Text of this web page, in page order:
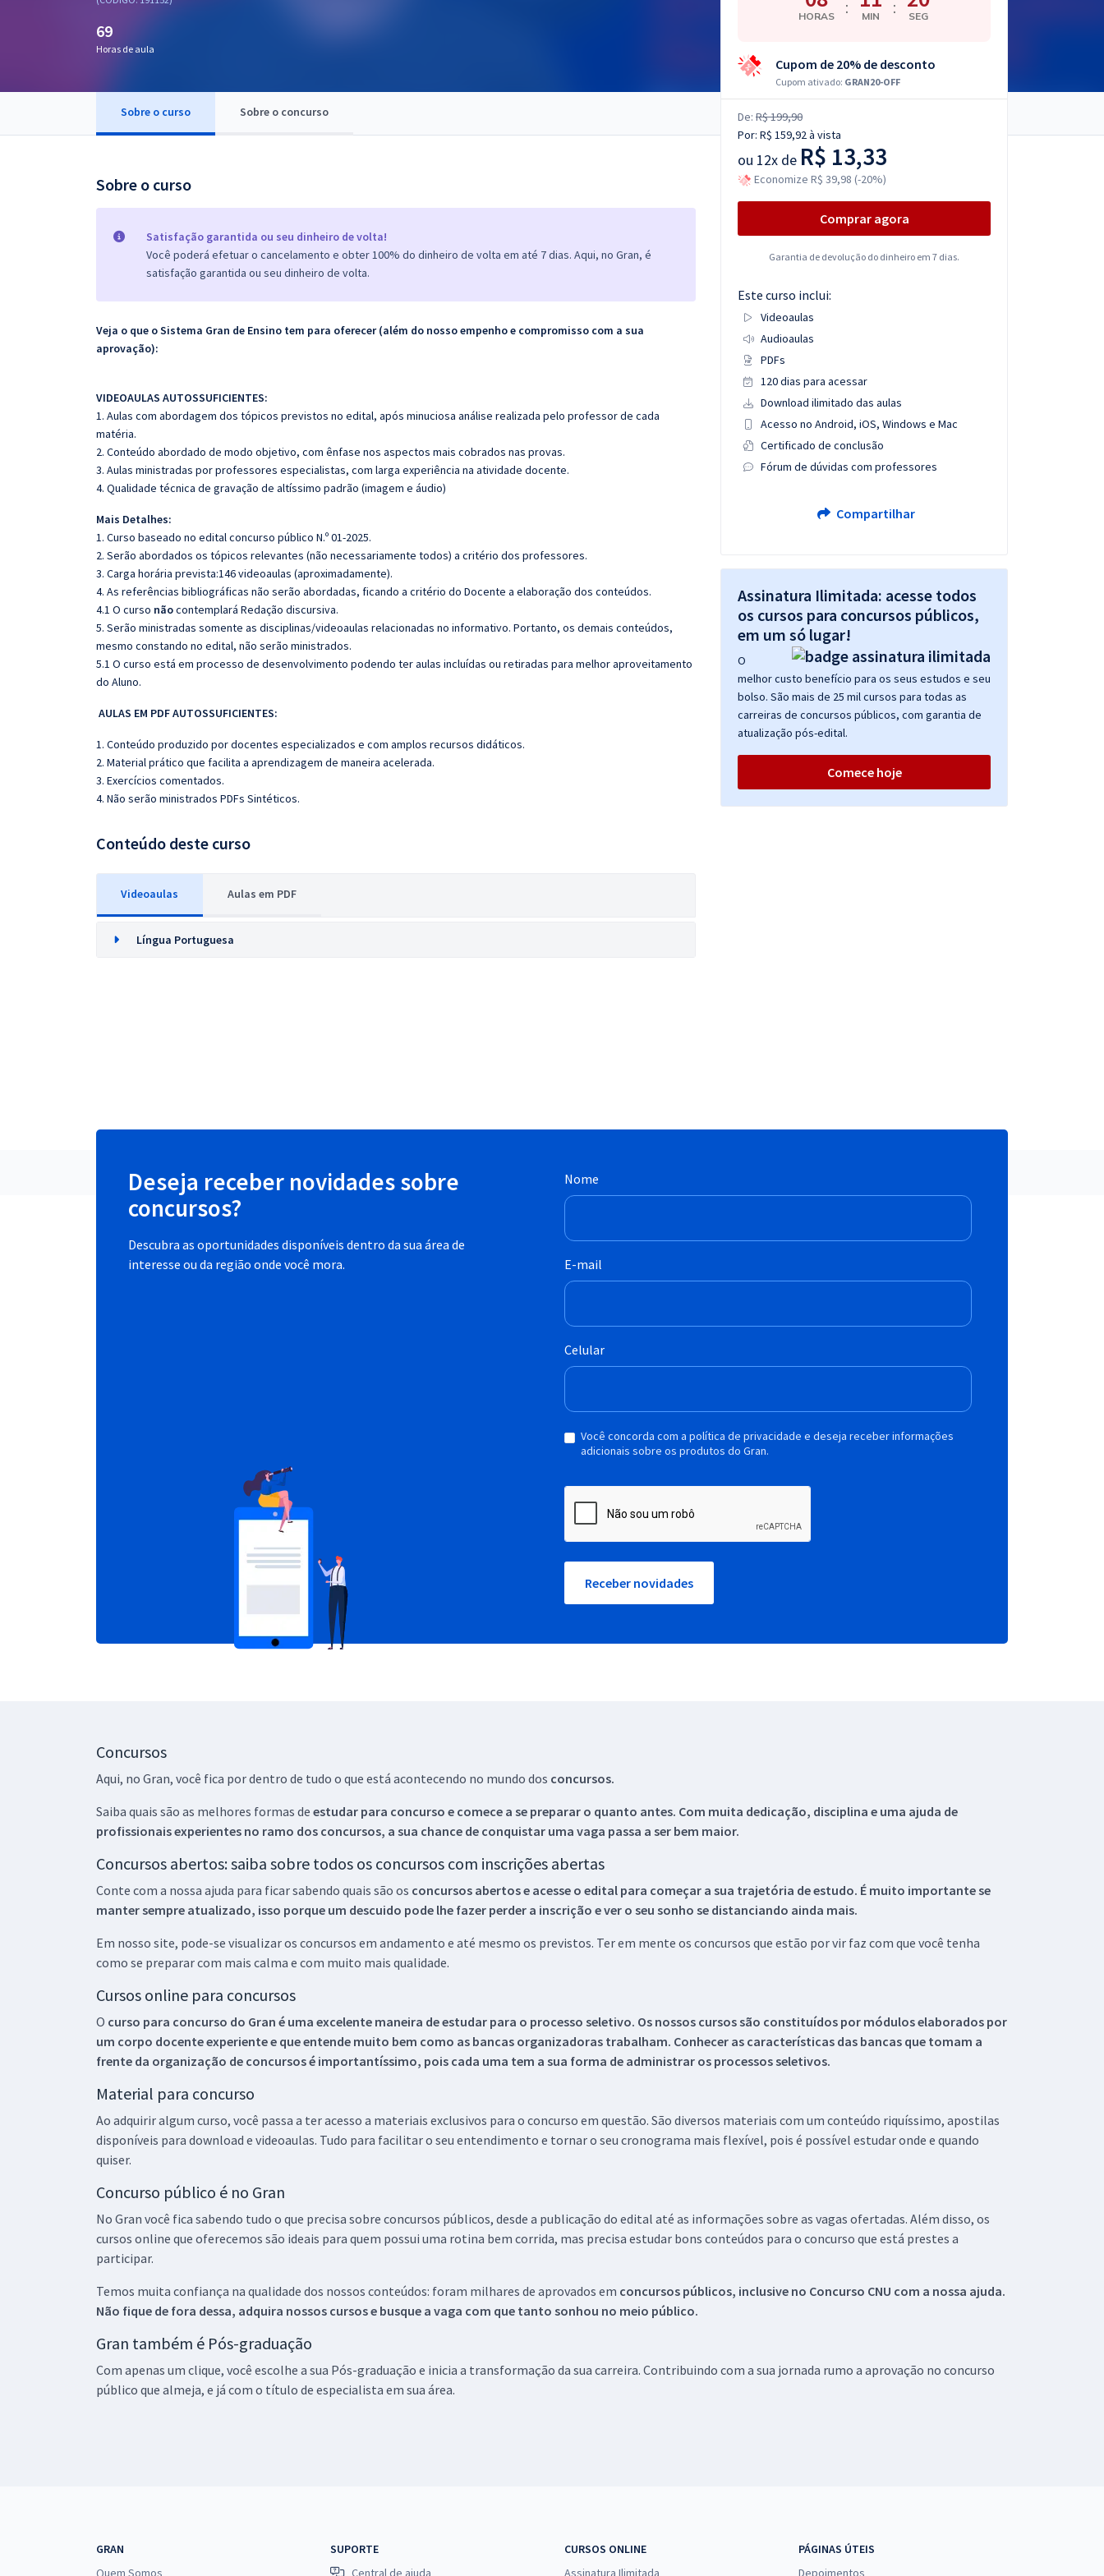
OAB
69
Horas de aula
Sobre o curso Sobre o concurso
Sobre o curso
Satisfação garantida ou seu dinheiro de volta!
Você poderá efetuar o cancelamento e obter 100% do dinheiro de volta em até 7 dias. Aqui, no Gran, é
satisfação garantida ou seu dinheiro de volta.
Veja o que o Sistema Gran de Ensino tem para oferecer (além do nosso empenho e compromisso com a sua
aprovação):
VIDEOAULAS AUTOSSUFICIENTES:
1. Aulas com abordagem dos tópicos previstos no edital, após minuciosa análise realizada pelo professor de cada
matéria.
2. Conteúdo abordado de modo objetivo, com ênfase nos aspectos mais cobrados nas provas.
3. Aulas ministradas por professores especialistas, com larga experiência na atividade docente.
4. Qualidade técnica de gravação de altíssimo padrão (imagem e áudio)
Mais Detalhes:
1. Curso baseado no edital concurso público N.º 01-2025.
2. Serão abordados os tópicos relevantes (não necessariamente todos) a critério dos professores.
3. Carga horária prevista:146 videoaulas (aproximadamente).
4. As referências bibliográficas não serão abordadas, ficando a critério do Docente a elaboração dos conteúdos.
4.1 O curso nãocontemplará Redação discursiva.
5. Serão ministradas somente as disciplinas/videoaulas relacionadas no informativo. Portanto, os demais conteúdos,
mesmo constando no edital, não serão ministrados.
5.1 O curso está em processo de desenvolvimento podendo ter aulas incluídas ou retiradas para melhor aproveitamento
do Aluno.
AULAS EM PDF AUTOSSUFICIENTES:
1. Conteúdo produzido por docentes especializados e com amplos recursos didáticos.
2. Material prático que facilita a aprendizagem de maneira acelerada.
3. Exercícios comentados.
4. Não serão ministrados PDFs Sintéticos.
Conteúdo deste curso
Videoaulas Aulas em PDF
Língua Portuguesa
HORAS : MIN : SEG
Cupom de 20% de desconto
Cupom ativado: GRAN20-OFF
De: R$ 199,90
Por: R$ 159,92à vista
ou 12x de R$ 13,33
Economize R$ 39,98 (-20%)
Comprar agora
Garantia de devolução do dinheiro em 7 dias.
Este curso inclui:
Videoaulas
Audioaulas
PDFs
120 dias para acessar
Download ilimitado das aulas
Acesso no Android, iOS, Windows e Mac
Certificado de conclusão
Fórum de dúvidas com professores
Compartilhar
Assinatura Ilimitada: acesse todos
os cursos para concursos públicos,
em um só lugar!
O
melhor custo benefício para os seus estudos e seu
bolso. São mais de 25 mil cursos para todas as
carreiras de concursos públicos, com garantia de
atualização pós-edital.
Comece hoje
Deseja receber novidades sobre
concursos?
Descubra as oportunidades disponíveis dentro da sua área de
interesse ou da região onde você mora.
Nome
E-mail
Celular
Você concorda com a política de privacidade e deseja receber informações
adicionais sobre os produtos do Gran.
Receber novidades
Concursos
Aqui, no Gran, você fica por dentro de tudo o que está acontecendo no mundo dos concursos.
Saiba quais são as melhores formas de estudar para concurso e comece a se preparar o quanto antes. Com muita dedicação, disciplina e uma ajuda de
profissionais experientes no ramo dos concursos, a sua chance de conquistar uma vaga passa a ser bem maior.
Concursos abertos: saiba sobre todos os concursos com inscrições abertas
Conte com a nossa ajuda para ficar sabendo quais são os concursos abertos e acesse o edital para começar a sua trajetória de estudo. É muito importante se
manter sempre atualizado, isso porque um descuido pode lhe fazer perder a inscrição e ver o seu sonho se distanciando ainda mais.
Em nosso site, pode-se visualizar os concursos em andamento e até mesmo os previstos. Ter em mente os concursos que estão por vir faz com que você tenha
como se preparar com mais calma e com muito mais qualidade.
Cursos online para concursos
O curso para concurso do Gran é uma excelente maneira de estudar para o processo seletivo. Os nossos cursos são constituídos por módulos elaborados por
um corpo docente experiente e que entende muito bem como as bancas organizadoras trabalham. Conhecer as características das bancas que tomam a
frente da organização de concursos é importantíssimo, pois cada uma tem a sua forma de administrar os processos seletivos.
Material para concurso
Ao adquirir algum curso, você passa a ter acesso a materiais exclusivos para o concurso em questão. São diversos materiais com um conteúdo riquíssimo, apostilas
disponíveis para download e videoaulas. Tudo para facilitar o seu entendimento e tornar o seu cronograma mais flexível, pois é possível estudar onde e quando
quiser.
Concurso público é no Gran
No Gran você fica sabendo tudo o que precisa sobre concursos públicos, desde a publicação do edital até as informações sobre as vagas ofertadas. Além disso, os
cursos online que oferecemos são ideais para quem possui uma rotina bem corrida, mas precisa estudar bons conteúdos para o concurso que está prestes a
participar.
Temos muita confiança na qualidade dos nossos conteúdos: foram milhares de aprovados em concursos públicos, inclusive no Concurso CNU com a nossa ajuda.
Não fique de fora dessa, adquira nossos cursos e busque a vaga com que tanto sonhou no meio público.
Gran também é Pós-graduação
Com apenas um clique, você escolhe a sua Pós-graduação e inicia a transformação da sua carreira. Contribuindo com a sua jornada rumo a aprovação no concurso
público que almeja, e já com o título de especialista em sua área.
GRAN
Quem Somos
SUPORTE
Central de ajuda
CURSOS ONLINE
Assinatura Ilimitada
PÁGINAS ÚTEIS
Depoimentos